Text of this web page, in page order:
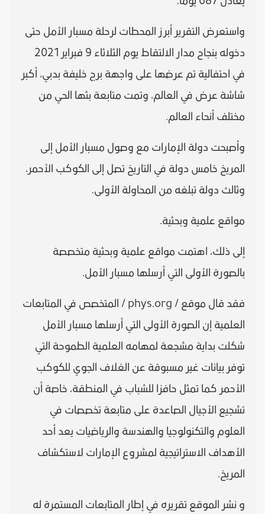
واستعرض التقرير أبرز المحطات لرحلة مسبار الأمل حتى
دخوله بنجاح مدار الالتقاط يوم الثلاثاء 9 فبراير 2021
في احتفالية تم عرضها على واجهة برج خليفة بدبي، أكبر
شاشة عرض في العالم، وتمت متابعة بثها الحي من
مختلف أنحاء العالم.
وأصبحت دولة الإمارات مع وصول مسبار الأمل إلى
المريخ خامس دولة في التاريخ تصل إلى الكوكب الأحمر،
وثالث دولة تبلغه من المحاولة الأولى.
مواقع علمية وبحثية.
إلى ذلك، اهتمت مواقع علمية وبحثية متخصصة
بالصورة الأولى التي أرسلها مسبار الأمل.
فقد قال موقع / phys.org / المتخصص في المتابعات
العلمية إن الصورة الأولى التي أرسلها مسبار الأمل
شكلت بداية مشجعة لمهامه العلمية الطموحة التي
توفر بيانات غير مسبوقة عن الغلاف الجوي للكوكب
الأحمر كما تمثل حافزا للشباب في المنطقة، خاصة أن
تشجيع الأجيال الصاعدة على متابعة تخصصات في
العلوم والتكنولوجيا والهندسة والرياضيات يعد أحد
الأهداف الاستراتيجية لمشروع الإمارات لاستكشاف
المريخ.
و نشر الموقع تقريره في إطار المتابعات المستمرة له